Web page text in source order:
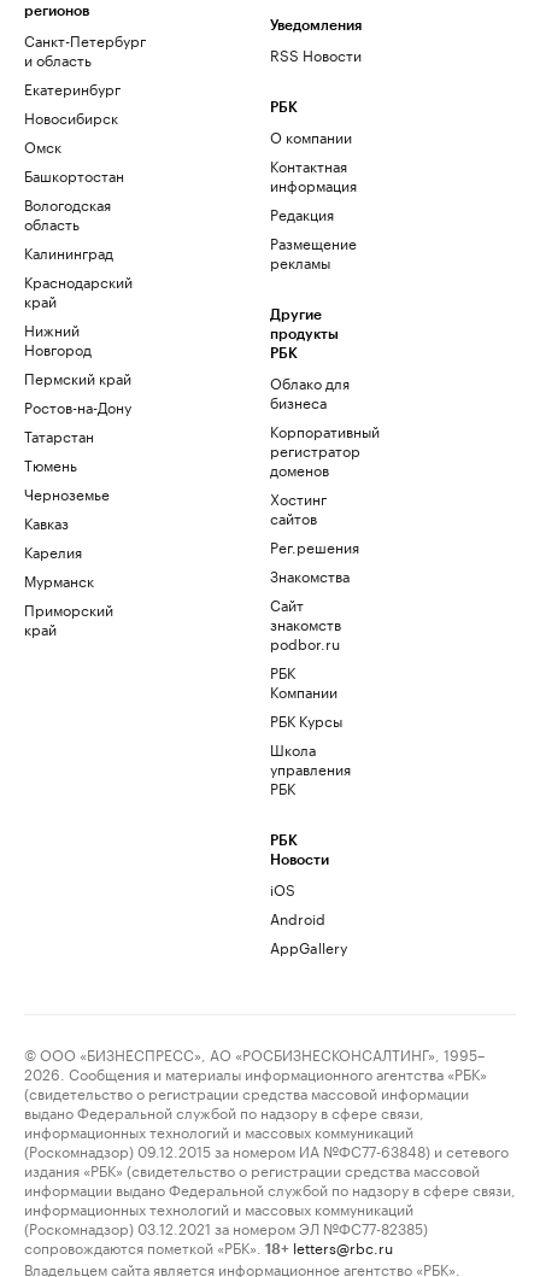
регионов
Санкт-Петербург
и область
Екатеринбург
Новосибирск
Омск
Башкортостан
Вологодская
область
Калининград
Краснодарский
край
Нижний
Новгород
Пермский край
Ростов-на-Дону
Татарстан
Тюмень
Черноземье
Кавказ
Карелия
Мурманск
Приморский
край
Уведомления
RSS Новости
РБК
О компании
Контактная
информация
Редакция
Размещение
рекламы
Другие
продукты
РБК
Облако для
бизнеса
Корпоративный
регистратор
доменов
Хостинг
сайтов
Рег.решения
Знакомства
Сайт
знакомств
podbor.ru
РБК
Компании
РБК Курсы
Школа
управления
РБК
РБК
Новости
iOS
Android
AppGallery
© ООО «БИЗНЕСПРЕСС», АО «РОСБИЗНЕСКОНСАЛТИНГ», 1995–
2026. Сообщения и материалы информационного агентства «РБК»
(свидетельство о регистрации средства массовой информации
выдано Федеральной службой по надзору в сфере связи,
информационных технологий и массовых коммуникаций
(Роскомнадзор) 09.12.2015 за номером ИА №ФС77-63848) и сетевого
издания «РБК» (свидетельство о регистрации средства массовой
информации выдано Федеральной службой по надзору в сфере связи,
информационных технологий и массовых коммуникаций
(Роскомнадзор) 03.12.2021 за номером ЭЛ №ФС77-82385)
сопровождаются пометкой «РБК».
18+ letters@rbc.ru
Владельцем сайта является информационное агентство «РБК».